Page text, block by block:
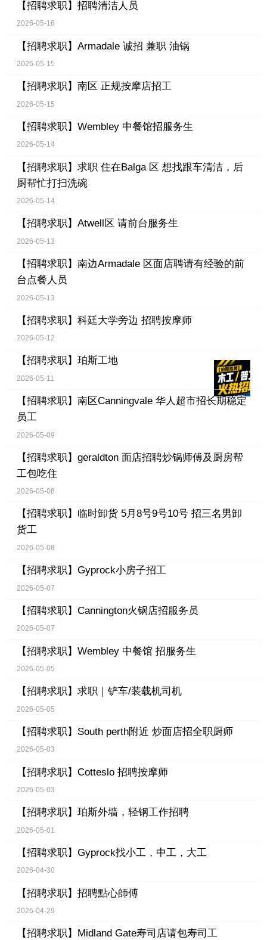
【招聘求职】 招聘清洁人员
2026-05-16
【招聘求职】 Armadale 诚招 兼职 油锅
2026-05-15
【招聘求职】 南区 正规按摩店招工
2026-05-15
【招聘求职】 Wembley 中餐馆招服务生
2026-05-14
【招聘求职】 求职 住在Balga 区 想找跟车清洁，后
厨帮忙打扫洗碗
2026-05-14
【招聘求职】 Atwell区 请前台服务生
2026-05-13
【招聘求职】 南边Armadale 区面店聘请有经验的前
台点餐人员
2026-05-13
【招聘求职】 科廷大学旁边 招聘按摩师
2026-05-12
【招聘求职】 珀斯工地
2026-05-11
【招聘求职】 南区Canningvale 华人超市招长期稳定
员工
2026-05-09
【招聘求职】 geraldton 面店招聘炒锅师傅及厨房帮
工包吃住
2026-05-08
【招聘求职】 临时卸货 5月8号9号10号 招三名男卸
货工
2026-05-08
【招聘求职】 Gyprock小房子招工
2026-05-07
【招聘求职】 Cannington火锅店招服务员
2026-05-07
【招聘求职】 Wembley 中餐馆 招服务生
2026-05-05
【招聘求职】 求职｜铲车/装载机司机
2026-05-05
【招聘求职】 South perth附近 炒面店招全职厨师
2026-05-03
【招聘求职】 Cotteslo 招聘按摩师
2026-05-03
【招聘求职】 珀斯外墙，轻钢工作招聘
2026-05-01
【招聘求职】 Gyprock找小工，中工，大工
2026-04-30
【招聘求职】 招聘點心師傅
2026-04-29
【招聘求职】 Midland Gate寿司店请包寿司工